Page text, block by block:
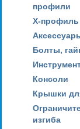
профили
X-профиль
Болты,
Консоли
Крышки
изгиба